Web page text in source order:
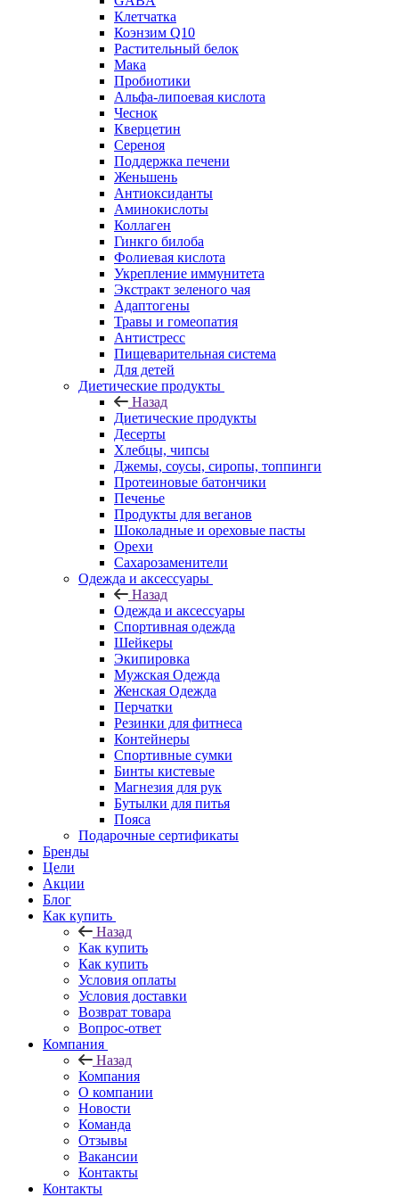
Клетчатка
Коэнзим Q10
Растительный белок
Мака
Пробиотики
Альфа-липоевая кислота
Чеснок
Кверцетин
Сереноя
Поддержка печени
Женьшень
Антиоксиданты
Аминокислоты
Коллаген
Гинкго билоба
Фолиевая кислота
Укрепление иммунитета
Экстракт зеленого чая
Адаптогены
Травы и гомеопатия
Антистресс
Пищеварительная система
Для детей
Диетические продукты
Назад
Диетические продукты
Десерты
Хлебцы, чипсы
Джемы, соусы, сиропы, топпинги
Протеиновые батончики
Печенье
Продукты для веганов
Шоколадные и ореховые пасты
Орехи
Сахарозаменители
Одежда и аксессуары
Назад
Одежда и аксессуары
Спортивная одежда
Шейкеры
Экипировка
Мужская Одежда
Женская Одежда
Перчатки
Резинки для фитнеса
Контейнеры
Спортивные сумки
Бинты кистевые
Магнезия для рук
Бутылки для питья
Пояса
Подарочные сертификаты
Бренды
Цели
Акции
Блог
Как купить
Назад
Как купить
Как купить
Условия оплаты
Условия доставки
Возврат товара
Вопрос-ответ
Компания
Назад
Компания
О компании
Новости
Команда
Отзывы
Вакансии
Контакты
Контакты